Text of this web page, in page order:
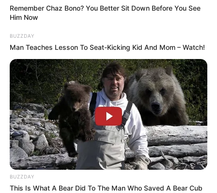
Remember Chaz Bono? You Better Sit Down Before You See
Him Now
BUZZDAY
Man Teaches Lesson To Seat-Kicking Kid And Mom – Watch!
BUZZDAY
This Is What A Bear Did To The Man Who Saved A Bear Cub